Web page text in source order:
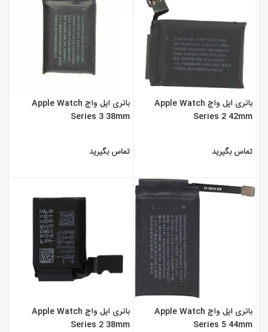
باتری اپل واچ Apple Watch
Series 2 42mm
تماس بگیرید
باتری اپل واچ Apple Watch
Series 3 38mm
تماس بگیرید
باتری اپل واچ Apple Watch
Series 5 44mm
باتری اپل واچ Apple Watch
Series 2 38mm